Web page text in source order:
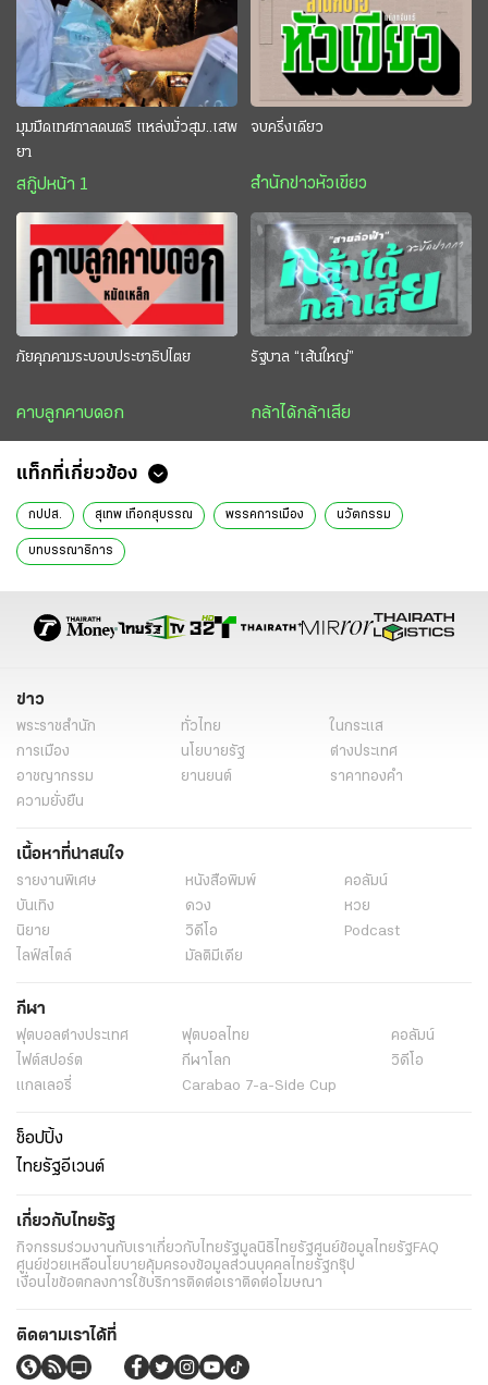
มุมมืดเทศกาลดนตรี แหล่งมั่วสุม..เสพ
ยา
สกู๊ปหน้า 1
จบครึ่งเดียว
สำนักข่าวหัวเขียว
ภัยคุกคามระบอบประชาธิปไตย
คาบลูกคาบดอก
รัฐบาล “เส้นใหญ่”
กล้าได้กล้าเสีย
แท็กที่เกี่ยวข้อง
กปปส. สุเทพ เทือกสุบรรณ พรรคการเมือง นวัตกรรม
บทบรรณาธิการ
ข่าว
พระราชสำนัก ทั่วไทย
ในกระแส
การเมือง
นโยบายรัฐ
ต่างประเทศ
อาชญากรรม
ยานยนต์
ราคาทองคำ
ความยั่งยืน
เนื้อหาที่น่าสนใจ
รายงานพิเศษ หนังสือพิมพ์
คอลัมน์
บันเทิง
ดวง
หวย
นิยาย
วิดีโอ
Podcast
ไลฟ์สไตล์
มัลติมีเดีย
กีฬา
ฟุตบอลต่่างประเทศ ฟุตบอลไทย
คอลัมน์
ไฟต์สปอร์ต
กีฬาโลก
วิดีโอ
แกลเลอรี่
Carabao 7-a-Side Cup
ช็อปปิ้ง
ไทยรัฐอีเวนต์
เกี่ยวกับไทยรัฐ
กิจกรรมร่วมงานกับเราเกี่ยวกับไทยรัฐมูลนิธิไทยรัฐศูนย์ข้อมูลไทยรัฐFAQ
ศูนย์ช่วยเหลือนโยบายคุ้มครองข้อมูลส่วนบุคคลไทยรัฐกรุ๊ป
เงื่อนไขข้อตกลงการใช้บริการติดต่อเราติดต่อโฆษณา
ติดตามเราได้ที่